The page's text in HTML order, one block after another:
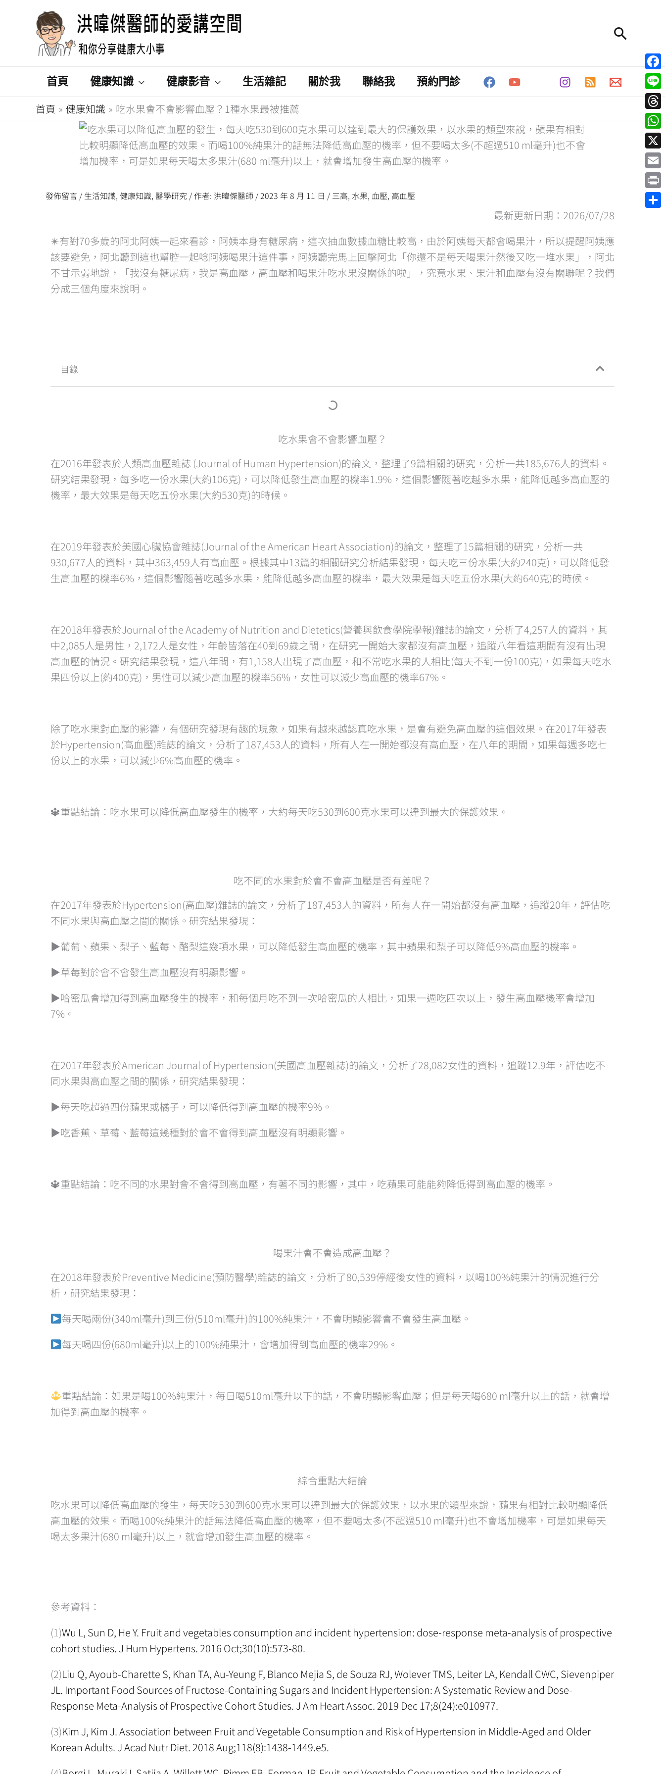
搜
首頁 健康知識 健康影音 生活雜記 關於我 聯絡我 預約門診
首頁 健康知識 吃水果會不會影響血壓？1種水果最被推薦
發佈留言 / 生活知識, 健康知識, 醫學研究 / 作者: 洪暐傑醫師 /2023 年 8 月 11 日 / 三高, 水果, 血壓, 高血壓
最新更新日期：2026/07/28
✴️有對70多歲的阿北阿姨一起來看診，阿姨本身有糖尿病，這次抽血數據血糖比較高，由於阿姨每天都會喝果汁，所以提醒阿姨應
該要避免，阿北聽到這也幫腔一起唸阿姨喝果汁這件事，阿姨聽完馬上回擊阿北「你還不是每天喝果汁然後又吃一堆水果」，阿北
不甘示弱地說，「我沒有糖尿病，我是高血壓，高血壓和喝果汁吃水果沒關係的啦」，究竟水果、果汁和血壓有沒有關聯呢？我們
分成三個角度來說明。
目錄
吃水果會不會影響血壓？
在2016年發表於人類高血壓雜誌 (Journal of Human Hypertension)的論文，整理了9篇相關的研究，分析一共185,676人的資料。
研究結果發現，每多吃一份水果(大約106克)，可以降低發生高血壓的機率1.9%，這個影響隨著吃越多水果，能降低越多高血壓的
機率，最大效果是每天吃五份水果(大約530克)的時候。
在2019年發表於美國心臟協會雜誌(Journal of the American Heart Association)的論文，整理了15篇相關的研究，分析一共
930,677人的資料，其中363,459人有高血壓。根據其中13篇的相關研究分析結果發現，每天吃三份水果(大約240克)，可以降低發
生高血壓的機率6%，這個影響隨著吃越多水果，能降低越多高血壓的機率，最大效果是每天吃五份水果(大約640克)的時候。
在2018年發表於Journal of the Academy of Nutrition and Dietetics(營養與飲食學院學報)雜誌的論文，分析了4,257人的資料，其
中2,085人是男性，2,172人是女性，年齡皆落在40到69歲之間，在研究一開始大家都沒有高血壓，追蹤八年看這期間有沒有出現
高血壓的情況。研究結果發現，這八年間，有1,158人出現了高血壓，和不常吃水果的人相比(每天不到一份100克)，如果每天吃水
果四份以上(約400克)，男性可以減少高血壓的機率56%，女性可以減少高血壓的機率67%。
除了吃水果對血壓的影響，有個研究發現有趣的現象，如果有越來越認真吃水果，是會有避免高血壓的這個效果。在2017年發表
於Hypertension(高血壓)雜誌的論文，分析了187,453人的資料，所有人在一開始都沒有高血壓，在八年的期間，如果每週多吃七
份以上的水果，可以減少6%高血壓的機率。
🔱重點結論：吃水果可以降低高血壓發生的機率，大約每天吃530到600克水果可以達到最大的保護效果。
吃不同的水果對於會不會高血壓是否有差呢？
在2017年發表於Hypertension(高血壓)雜誌的論文，分析了187,453人的資料，所有人在一開始都沒有高血壓，追蹤20年，評估吃
不同水果與高血壓之間的關係。研究結果發現：
▶️葡萄、蘋果、梨子、藍莓、酪梨這幾項水果，可以降低發生高血壓的機率，其中蘋果和梨子可以降低9%高血壓的機率。
▶️草莓對於會不會發生高血壓沒有明顯影響。
▶️哈密瓜會增加得到高血壓發生的機率，和每個月吃不到一次哈密瓜的人相比，如果一週吃四次以上，發生高血壓機率會增加
7%。
在2017年發表於American Journal of Hypertension(美國高血壓雜誌)的論文，分析了28,082女性的資料，追蹤12.9年，評估吃不
同水果與高血壓之間的關係，研究結果發現：
▶️每天吃超過四份蘋果或橘子，可以降低得到高血壓的機率9%。
▶️吃香蕉、草莓、藍莓這幾種對於會不會得到高血壓沒有明顯影響。
🔱重點結論：吃不同的水果對會不會得到高血壓，有著不同的影響，其中，吃蘋果可能能夠降低得到高血壓的機率。
喝果汁會不會造成高血壓？
在2018年發表於Preventive Medicine(預防醫學)雜誌的論文，分析了80,539停經後女性的資料，以喝100%純果汁的情況進行分
析，研究結果發現：
每天喝兩份(340ml毫升)到三份(510ml毫升)的100%純果汁，不會明顯影響會不會發生高血壓。
每天喝四份(680ml毫升)以上的100%純果汁，會增加得到高血壓的機率29%。
重點結論：如果是喝100%純果汁，每日喝510ml毫升以下的話，不會明顯影響血壓；但是每天喝680 ml毫升以上的話，就會增
加得到高血壓的機率。
綜合重點大結論
吃水果可以降低高血壓的發生，每天吃530到600克水果可以達到最大的保護效果，以水果的類型來說，蘋果有相對比較明顯降低
高血壓的效果。而喝100%純果汁的話無法降低高血壓的機率，但不要喝太多(不超過510 ml毫升)也不會增加機率，可是如果每天
喝太多果汁(680 ml毫升)以上，就會增加發生高血壓的機率。
參考資料：
(1)Wu L, Sun D, He Y. Fruit and vegetables consumption and incident hypertension: dose-response meta-analysis of prospective
cohort studies. J Hum Hypertens. 2016 Oct;30(10):573-80.
(2)Liu Q, Ayoub-Charette S, Khan TA, Au-Yeung F, Blanco Mejia S, de Souza RJ, Wolever TMS, Leiter LA, Kendall CWC, Sievenpiper
JL. Important Food Sources of Fructose-Containing Sugars and Incident Hypertension: A Systematic Review and Dose-
Response Meta-Analysis of Prospective Cohort Studies. J Am Heart Assoc. 2019 Dec 17;8(24):e010977.
(3)Kim J, Kim J. Association between Fruit and Vegetable Consumption and Risk of Hypertension in Middle-Aged and Older
Korean Adults. J Acad Nutr Diet. 2018 Aug;118(8):1438-1449.e5.
Line
X